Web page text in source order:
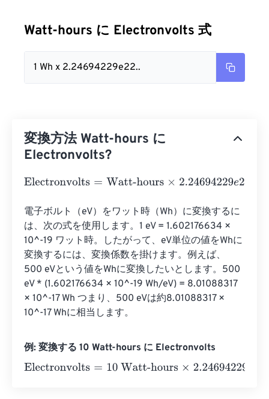
Watt-hours に Electronvolts 式
1 Wh x 2.24694229e22..
変換方法 Watt-hours に
Electronvolts?
Electronvolts=Watt-hours×2.24694229e22
電子ボルト（eV）をワット時（Wh）に変換するに
は、次の式を使用します。1 eV = 1.602176634 ×
10^-19 ワット時。したがって、eV単位の値をWhに
変換するには、変換係数を掛けます。例えば、
500 eVという値をWhに変換したいとします。500
eV * (1.602176634 × 10^-19 Wh/eV) = 8.01088317
× 10^-17 Wh つまり、500 eVは約8.01088317 ×
10^-17 Whに相当します。
例: 変換する 10 Watt-hours に Electronvolts
Electronvolts=10 Watt-hours×2.24694229e22=